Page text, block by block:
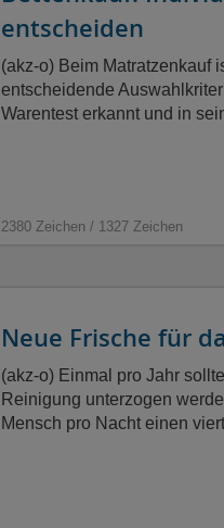
entscheiden
(akz-o) Beim Matratzenkauf
entscheidende
Warentest erkannt und in
2380 Zeichen / 1327 Zeichen
Neue Frische für
(akz-o) Einmal pro Jahr
Reinigung unterzogen
Mensch pro Nacht einen